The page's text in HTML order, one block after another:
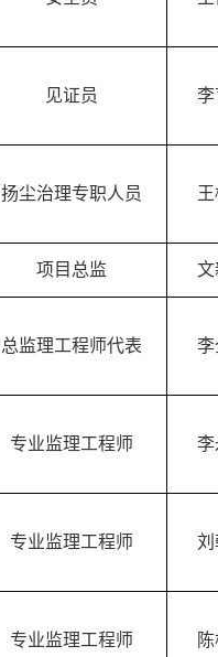
见证员 李
扬尘治理专职人员
项目总监 文
总监理工程师代表 李
专业监理工程师 李
专业监理工程师 刘
专业监理工程师